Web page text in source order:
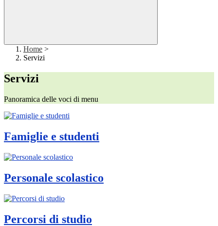
Home >
Servizi
Servizi
Panoramica delle voci di menu
Famiglie e studenti
Personale scolastico
Percorsi di studio